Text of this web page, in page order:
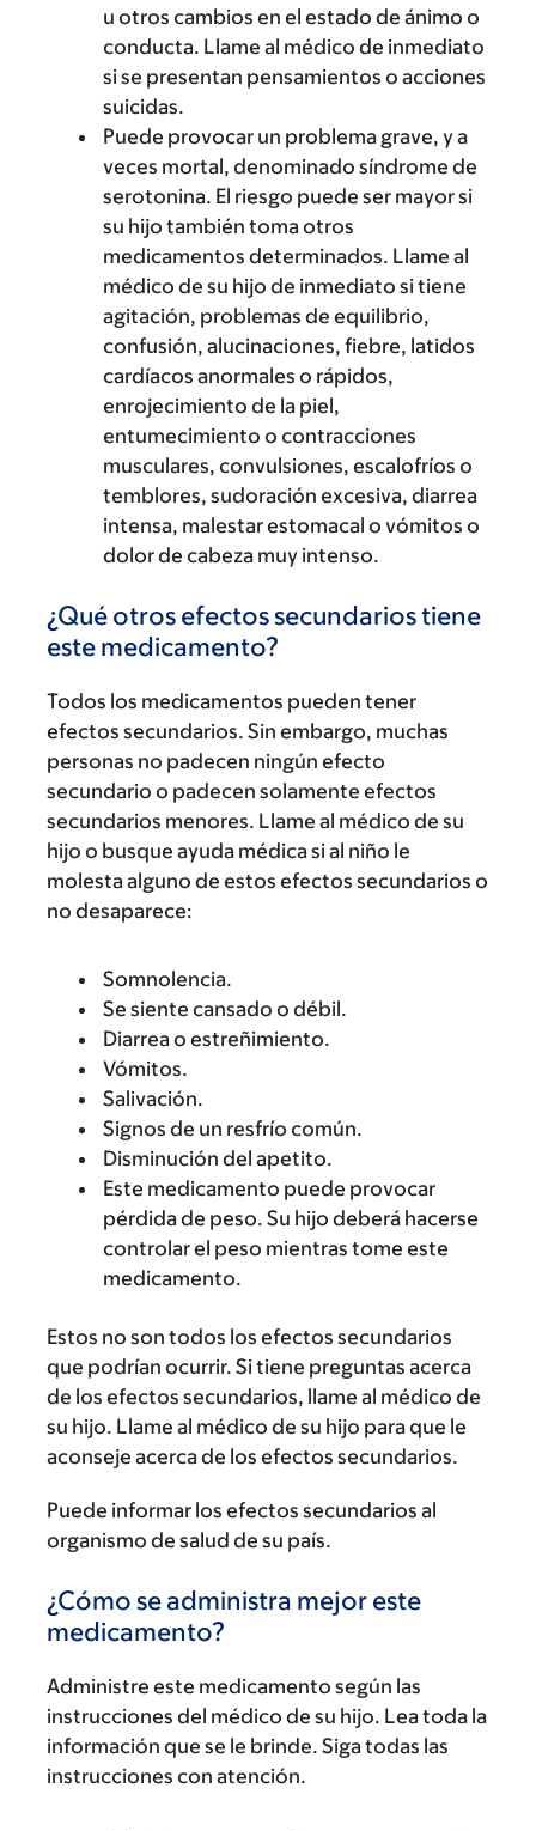
u otros cambios en el estado de ánimo o
conducta. Llame al médico de inmediato
si se presentan pensamientos o acciones
suicidas.
Puede provocar un problema grave, y a
veces mortal, denominado síndrome de
serotonina. El riesgo puede ser mayor si
su hijo también toma otros
medicamentos determinados. Llame al
médico de su hijo de inmediato si tiene
agitación, problemas de equilibrio,
confusión, alucinaciones, fiebre, latidos
cardíacos anormales o rápidos,
enrojecimiento de la piel,
entumecimiento o contracciones
musculares, convulsiones, escalofríos o
temblores, sudoración excesiva, diarrea
intensa, malestar estomacal o vómitos o
dolor de cabeza muy intenso.
¿Qué otros efectos secundarios tiene
este medicamento?
Todos los medicamentos pueden tener
efectos secundarios. Sin embargo, muchas
personas no padecen ningún efecto
secundario o padecen solamente efectos
secundarios menores. Llame al médico de su
hijo o busque ayuda médica si al niño le
molesta alguno de estos efectos secundarios o
no desaparece:
Somnolencia.
Se siente cansado o débil.
Diarrea o estreñimiento.
Vómitos.
Salivación.
Signos de un resfrío común.
Disminución del apetito.
Este medicamento puede provocar
pérdida de peso. Su hijo deberá hacerse
controlar el peso mientras tome este
medicamento.
Estos no son todos los efectos secundarios
que podrían ocurrir. Si tiene preguntas acerca
de los efectos secundarios, llame al médico de
su hijo. Llame al médico de su hijo para que le
aconseje acerca de los efectos secundarios.
Puede informar los efectos secundarios al
organismo de salud de su país.
¿Cómo se administra mejor este
medicamento?
Administre este medicamento según las
instrucciones del médico de su hijo. Lea toda la
información que se le brinde. Siga todas las
instrucciones con atención.